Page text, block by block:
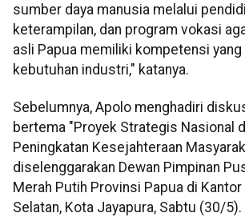
sumber daya manusia melalui
keterampilan, dan program vokasi
asli Papua memiliki kompetensi
kebutuhan industri," katanya.
Sebelumnya, Apolo menghadiri
bertema "Proyek Strategis Nasional
Peningkatan Kesejahteraan
diselenggarakan Dewan Pimpinan
Merah Putih Provinsi Papua di
Selatan, Kota Jayapura, Sabtu (30/5).